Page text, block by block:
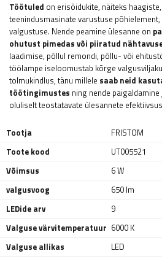
Töötuled on erisõidukite, näiteks
teenindusmasinate varustuse
valgustuse. Nende peamine ülesanne on
ohutust pimedas või piiratud
laadimise, põllul remondi, põllu- või
töölampe iseloomustab kõrge
tolmukindlus, tänu millele saab neid
töötingimustes ning nende
oluliselt teostatavate ülesannete
Tootja
FRISTOM
Toote kood
UT005521
Võimsus
6 W
valgusvoog
650 lm
LEDide arv
9
Valguse värvitemperatuur 6000 K
Valguse allikas
LED